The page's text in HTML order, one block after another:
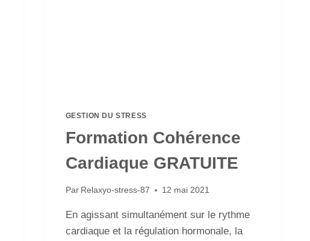
GESTION DU STRESS
Formation Cohérence
Cardiaque GRATUITE
Par Relaxyo-stress-87 12 mai 2021
En agissant simultanément sur le rythme
cardiaque et la régulation hormonale, la